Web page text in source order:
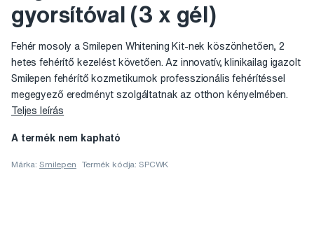
gyorsítóval (3 x gél)
Fehér mosoly a Smilepen Whitening Kit-nek köszönhetően, 2
hetes fehérítő kezelést követően. Az innovatív, klinikailag igazolt
Smilepen fehérítő kozmetikumok professzionális fehérítéssel
megegyező eredményt szolgáltatnak az otthon kényelmében.
Teljes leírás
A termék nem kapható
Márka:Smilepen Termék kódja: SPCWK